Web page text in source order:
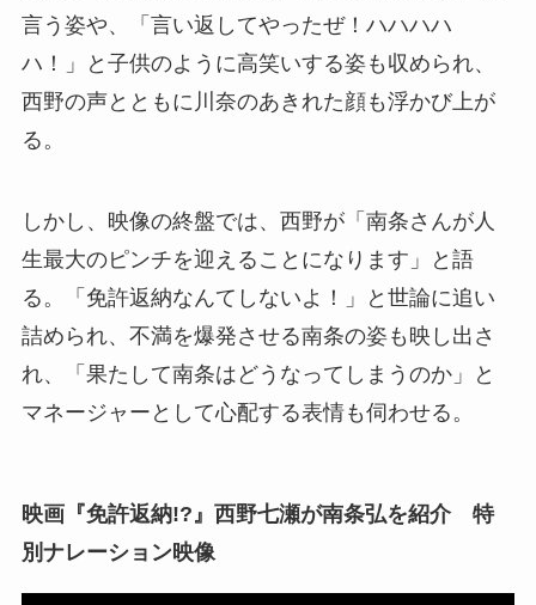
言う姿や、「言い返してやったぜ！ハハハハ
ハ！」と子供のように高笑いする姿も収められ、
西野の声とともに川奈のあきれた顔も浮かび上が
る。
しかし、映像の終盤では、西野が「南条さんが人
生最大のピンチを迎えることになります」と語
る。「免許返納なんてしないよ！」と世論に追い
詰められ、不満を爆発させる南条の姿も映し出さ
れ、「果たして南条はどうなってしまうのか」と
マネージャーとして心配する表情も伺わせる。
映画『免許返納!?』西野七瀬が南条弘を紹介 特
別ナレーション映像